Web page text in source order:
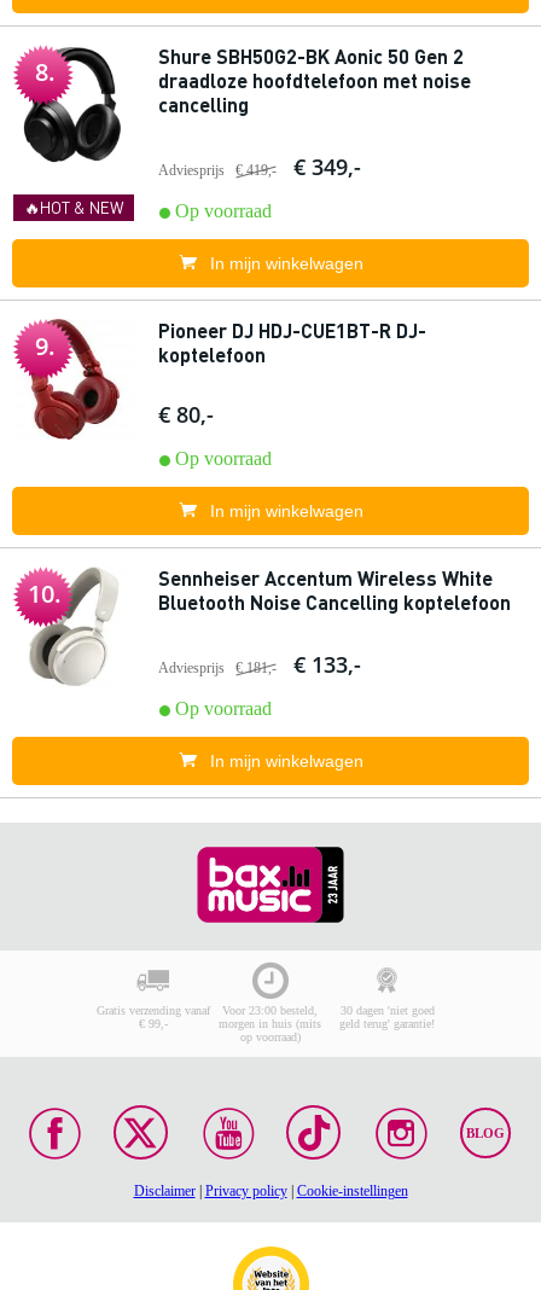
8.
🔥HOT & NEW
Shure SBH50G2-BK Aonic 50 Gen 2
draadloze hoofdtelefoon met noise
cancelling
Adviesprijs € 419,- € 349,-
Op voorraad
In mijn winkelwagen
9.
Pioneer DJ HDJ-CUE1BT-R DJ-
koptelefoon
€ 80,-
Op voorraad
In mijn winkelwagen
10.
Sennheiser Accentum Wireless White
Bluetooth Noise Cancelling koptelefoon
Adviesprijs € 181,- € 133,-
Op voorraad
In mijn winkelwagen
Gratis verzending vanaf
€ 99,-
Voor 23:00 besteld,
morgen in huis (mits
op voorraad)
30 dagen 'niet goed
geld terug' garantie!
BLOG
Disclaimer| Privacy policy| Cookie-instellingen